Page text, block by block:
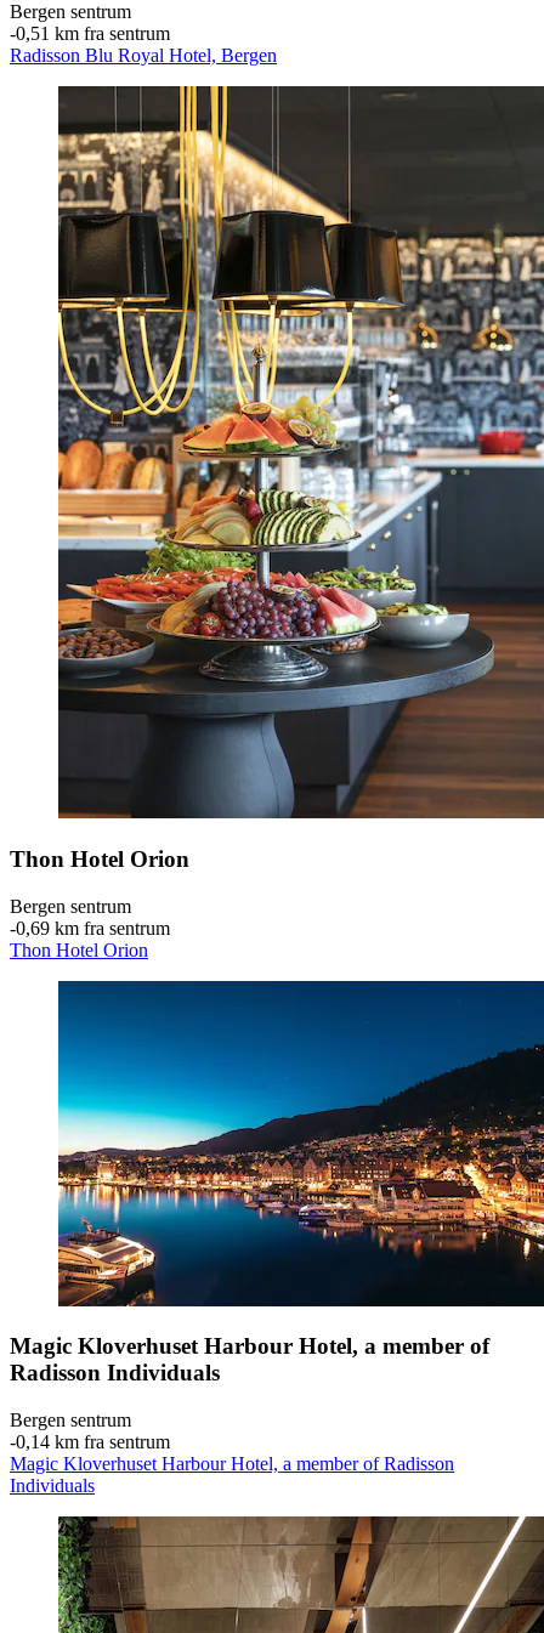
Bergen sentrum
‐0,51 km fra sentrum
Radisson Blu Royal Hotel, Bergen
Thon Hotel Orion
Bergen sentrum
‐0,69 km fra sentrum
Thon Hotel Orion
Magic Kloverhuset Harbour Hotel, a member of
Radisson Individuals
Bergen sentrum
‐0,14 km fra sentrum
Magic Kloverhuset Harbour Hotel, a member of Radisson
Individuals